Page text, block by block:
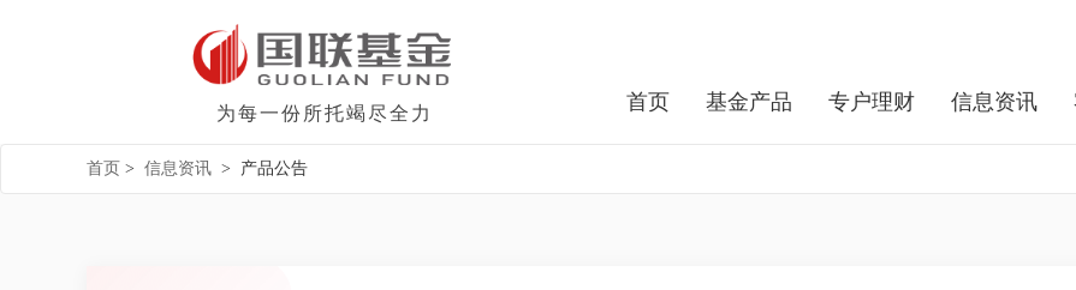
为每一份所托竭尽全力 首页 基金产品 专户理财 信息资讯
首页 > 信息资讯 > 产品公告